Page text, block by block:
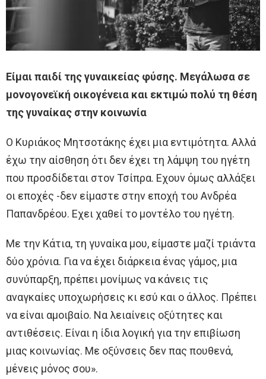
Είμαι παιδί της γυναικείας φύσης. Μεγάλωσα σε
μονογονεϊκή οικογένεια και εκτιμώ πολύ τη θέση
της γυναίκας στην κοινωνία
Ο Κυριάκος Μητσοτάκης έχει μια εντιμότητα. Αλλά
έχω την αίσθηση ότι δεν έχει τη λάμψη του ηγέτη
που προσδίδεται στον Τσίπρα. Εχουν όμως αλλάξει
οι εποχές -δεν είμαστε στην εποχή του Ανδρέα
Παπανδρέου. Εχει χαθεί το μοντέλο του ηγέτη.
Με την Κάτια, τη γυναίκα μου, είμαστε μαζί τριάντα
δύο χρόνια. Για να έχει διάρκεια ένας γάμος, μια
συνύπαρξη, πρέπει μονίμως να κάνεις τις
αναγκαίες υποχωρήσεις κι εσύ και ο άλλος. Πρέπει
να είναι αμοιβαίο. Να λειαίνεις οξύτητες και
αντιθέσεις. Είναι η ίδια λογική για την επιβίωση
μιας κοινωνίας. Με οξύνσεις δεν πας πουθενά,
μένεις μόνος σου».